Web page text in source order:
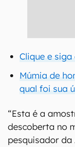
Clique e
Múmia de
qual foi sua
“Esta é a
descoberta no
pesquisador da